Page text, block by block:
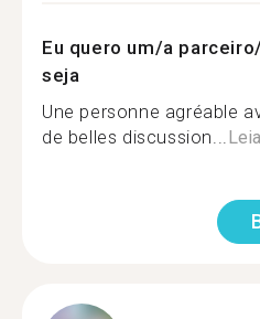
Eu quero um/a
seja
Une personne agréable
de belles discussion...